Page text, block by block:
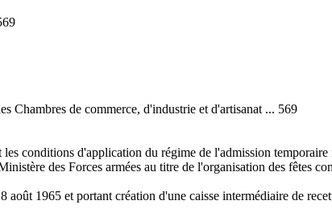
Chambres de commerce, d'industrie et d'artisanat ... 569
conditions d'application du régime de l'admission temporaire
des Forces armées au titre de l'organisation des fêtes
1965 et portant création d'une caisse intermédiaire de